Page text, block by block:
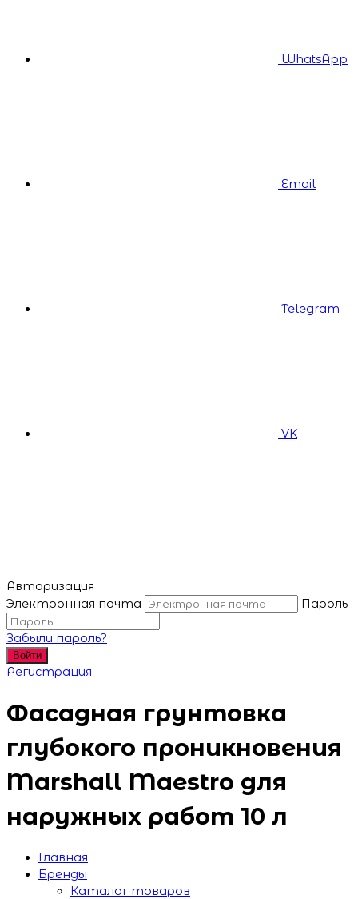
WhatsApp
Email
Telegram
VK
Авторизация
Электронная почта
Пароль
Забыли пароль?
Войти
Регистрация
Фасадная грунтовка
глубокого проникновения
Marshall Maestro для
наружных работ 10 л
Главная
Бренды
Каталог товаров